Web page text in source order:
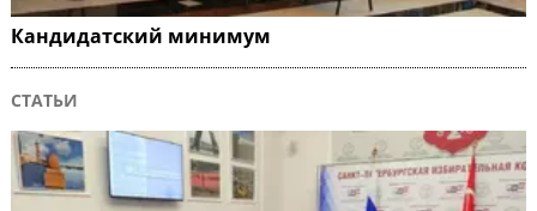
Кандидатский минимум
СТАТЬИ